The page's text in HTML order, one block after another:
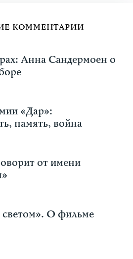
КОММЕНТАРИИ
Анна Сандермоен о
«Дар»:
память, война
от имени
светом». О фильме